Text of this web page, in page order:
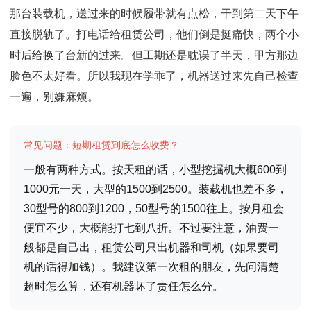
那台装载机，送过来的时候履带就有点松，干到第二天下午
直接脱轨了。打电话给租赁公司，他们倒是挺痛快，两个小
时后给换了台新的过来。但工期还是耽误了半天，甲方那边
脸色不太好看。所以我现在学乖了，机器送过来先自己检查
一遍，别嫌麻烦。
常见问题：短期租赁到底怎么收费？
一般有两种方式。按天租的话，小型挖掘机大概600到
1000元一天，大型的1500到2500。装载机也差不多，
30型号的800到1200，50型号的1500往上。按月租会
便宜不少，大概能打七到八折。不过要注意，油费一
般都是自己出，租赁公司只出机器和司机（如果要司
机的话得加钱）。我建议第一次租的朋友，先问清楚
超时怎么算，还有机器坏了责任怎么分。